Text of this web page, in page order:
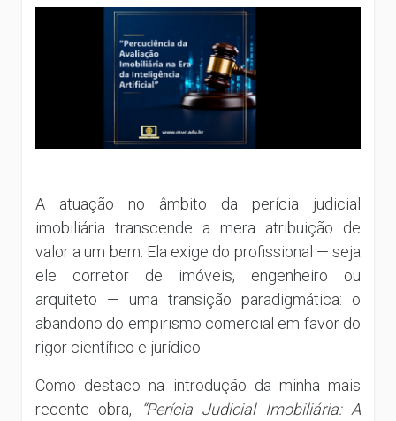
A atuação no âmbito da perícia judicial
imobiliária transcende a mera atribuição de
valor a um bem. Ela exige do profissional — seja
ele corretor de imóveis, engenheiro ou
arquiteto — uma transição paradigmática: o
abandono do empirismo comercial em favor do
rigor científico e jurídico.
Como destaco na introdução da minha mais
recente obra,
“Perícia Judicial Imobiliária: A